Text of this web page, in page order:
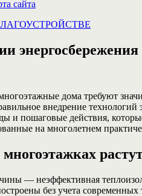
сайта
дома требуют
внедрение
и пошаговые действия,
на многолетнем
— неэффективная
без учета современных